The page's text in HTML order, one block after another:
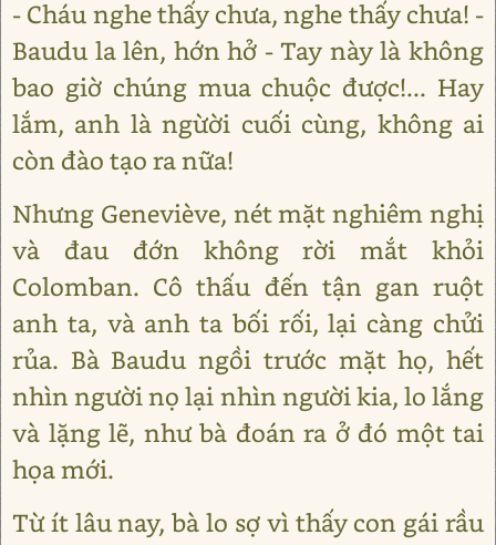
- Cháu nghe thấy chưa, nghe thấy chưa! -
Baudu la lên, hớn hở - Tay này là không
bao giờ chúng mua chuộc được!... Hay
lắm, anh là ngừời cuối cùng, không ai
còn đào tạo ra nữa!
Nhưng Geneviève, nét mặt nghiêm nghị
và đau đớn không rời mắt khỏi
Colomban. Cô thấu đến tận gan ruột
anh ta, và anh ta bối rối, lại càng chửi
rủa. Bà Baudu ngồi trước mặt họ, hết
nhìn người nọ lại nhìn người kia, lo lắng
và lặng lẽ, như bà đoán ra ở đó một tai
họa mới.
Từ ít lâu nay, bà lo sợ vì thấy con gái rầu